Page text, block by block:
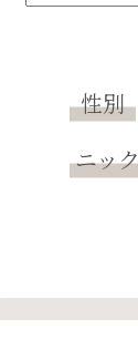
性別
ニッ